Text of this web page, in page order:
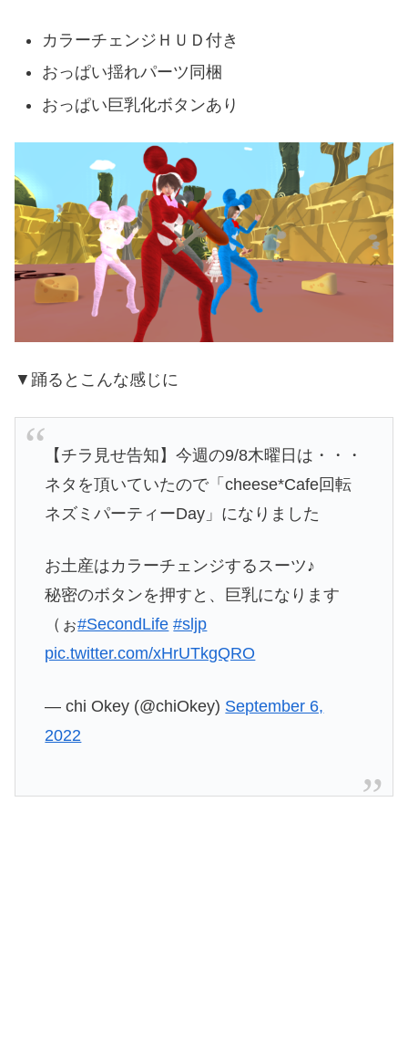
カラーチェンジＨＵＤ付き
おっぱい揺れパーツ同梱
おっぱい巨乳化ボタンあり
▼踊るとこんな感じに
【チラ見せ告知】今週の9/8木曜日は・・・
ネタを頂いていたので「cheese*Cafe回転
ネズミパーティーDay」になりました
お土産はカラーチェンジするスーツ♪
秘密のボタンを押すと、巨乳になります
（ぉ#SecondLife #sljp
pic.twitter.com/xHrUTkgQRO
— chi Okey (@chiOkey) September 6,
2022